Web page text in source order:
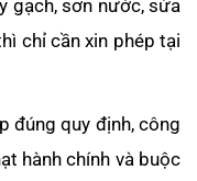
gạch, sơn nước, sửa
chỉ cần xin phép tại
đúng quy định, công
hành chính và buộc